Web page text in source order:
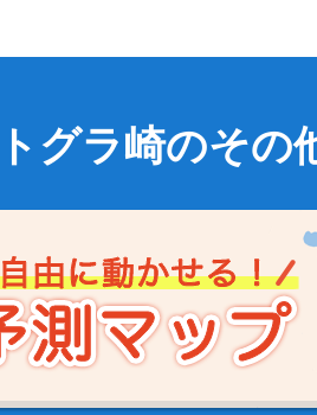
グラ崎のその